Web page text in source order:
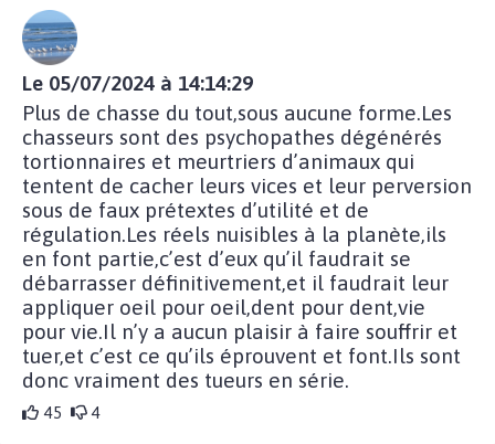
Le 05/07/2024 à 14:14:29
Plus de chasse du tout,sous aucune forme.Les
chasseurs sont des psychopathes dégénérés
tortionnaires et meurtriers d’animaux qui
tentent de cacher leurs vices et leur perversion
sous de faux prétextes d’utilité et de
régulation.Les réels nuisibles à la planète,ils
en font partie,c’est d’eux qu’il faudrait se
débarrasser définitivement,et il faudrait leur
appliquer oeil pour oeil,dent pour dent,vie
pour vie.Il n’y a aucun plaisir à faire souffrir et
tuer,et c’est ce qu’ils éprouvent et font.Ils sont
donc vraiment des tueurs en série.
45 4